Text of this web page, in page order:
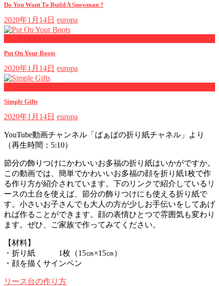
Do You Want To Build A Snowman ?
2020年1月14日 europa
Put On Your Boots
2020年1月14日 europa
Simple Gifts
2020年1月14日 europa
YouTube動画チャンネル「ばぁばの折り紙チャネル」より
（再生時間：5:10）
節分の飾りつけにかわいいお多福の折り紙はいかがですか。
この動画では、簡単でかわいいお多福の顔を折り紙1枚で作
る作り方が紹介されています。下のリンクで紹介しているリ
ースの土台を使えば、節分の飾りつけにも使える折り紙で
す。小さいお子さんでも大人の方が少しお手伝いをしてあげ
れば作ることができます。顔の表情ひとつで雰囲気も変わり
ます。ぜひ、ご家族で作ってみてください。
【材料】
・折り紙 1枚（15㎝×15㎝）
・顔を描くサインペン
リース台の作り方